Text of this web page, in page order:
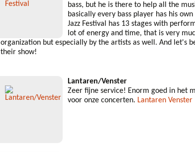
bass, but he is there to help all the
basically every bass player has his
Jazz Festival has 13 stages with
lot of energy and time, that is very
organization but especially by the artists as well. And let's
their show!
Lantaren/Venster
Zeer fijne service! Enorm goed in het
voor onze concerten. Lantaren Venster